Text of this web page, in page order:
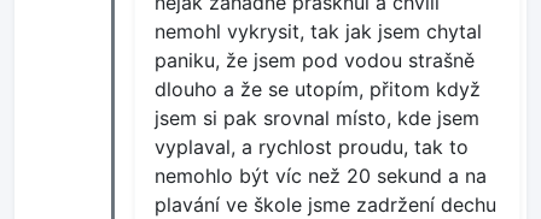
nemohl vykrysit, tak jak jsem chytal
paniku, že jsem pod vodou strašně
dlouho a že se utopím, přitom když
jsem si pak srovnal místo, kde jsem
vyplaval, a rychlost proudu, tak to
nemohlo být víc než 20 sekund a na
plavání ve škole jsme zadržení dechu